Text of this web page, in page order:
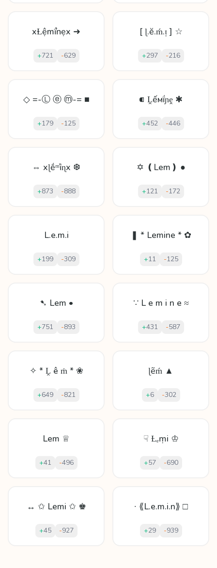
xⱢệmḯŉẹx ➜
+721 -629
[ ɭ.ĕ.ḿ.ᴉ ] ☆
+297 -216
◇ =-Ⓛ ⓔ ⓜ-= ■
+179 -125
⁌ Ḽếмḯɲḙ ✱
+452 -446
⇔ xɭḗᵐȉɳx ❆
+873 -888
✡ ❪Lem❫ ●
+121 -172
L.e.m.i
+199 -309
❚ * Lemine * ✿
+11 -125
➷ Lem •
+751 -893
∵ L e m i n e ≈
+431 -587
✧ * Ḽ ê ṁ * ❀
+649 -821
ɭẽḿ ▲
+6 -302
Lem ♕
+41 -496
☟ Ƚₑṃі ♔
+57 -690
↔ ✩ Lemi ✩ ♚
+45 -927
∙ ⟪L.e.m.i.n⟫ □
+29 -939